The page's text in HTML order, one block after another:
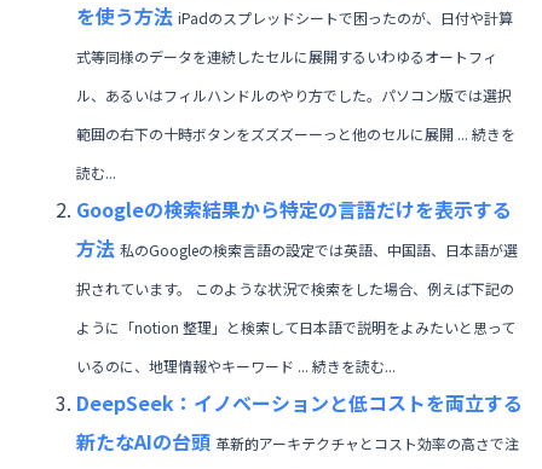
を使う方法 iPadのスプレッドシートで困ったのが、日付や計算
式等同様のデータを連続したセルに展開するいわゆるオートフィ
ル、あるいはフィルハンドルのやり方でした。パソコン版では選択
範囲の右下の十時ボタンをズズズーーっと他のセルに展開 ... 続きを
読む...
Googleの検索結果から特定の言語だけを表示する
方法 私のGoogleの検索言語の設定では英語、中国語、日本語が選
択されています。 このような状況で検索をした場合、例えば下記の
ように「notion 整理」と検索して日本語で説明をよみたいと思って
いるのに、地理情報やキーワード ... 続きを読む...
DeepSeek：イノベーションと低コストを両立する
新たなAIの台頭 革新的アーキテクチャとコスト効率の高さで注